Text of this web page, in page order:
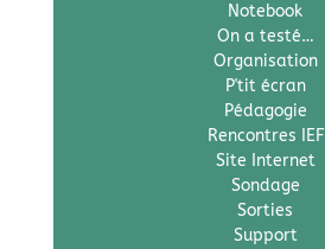
Notebook
On a testé…
Organisation
P'tit écran
Pédagogie
Rencontres IEF
Site Internet
Sondage
Sorties
Support